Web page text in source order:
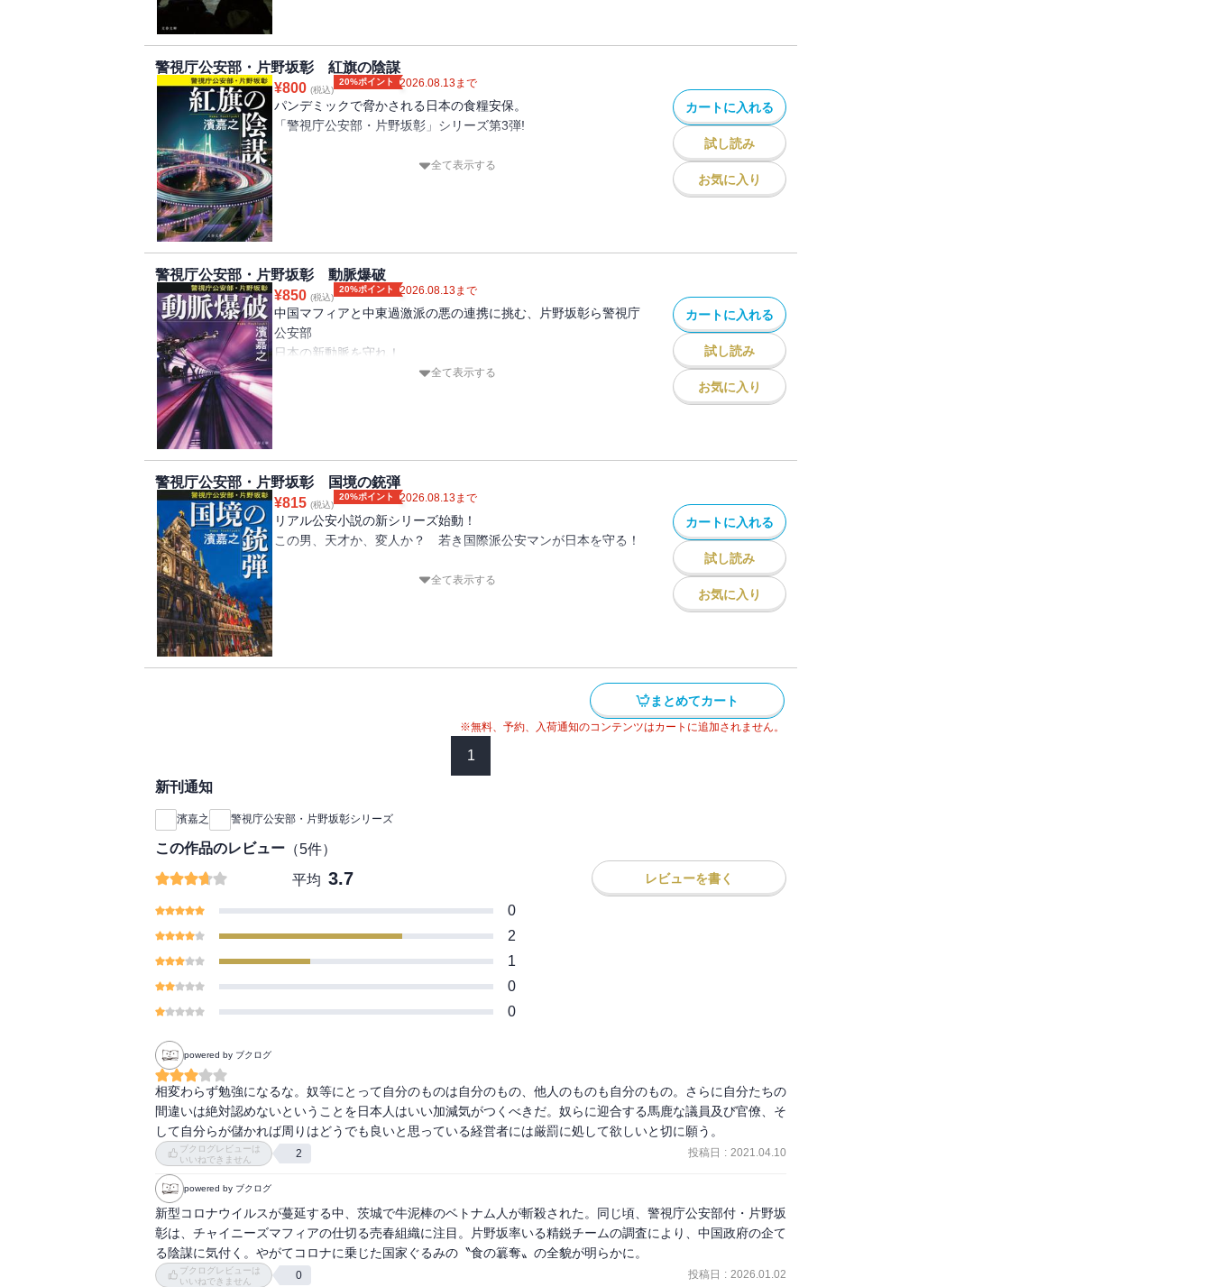
日本の防衛線を守れ！
令和の“日本海海戦”勃発!!
膨張するロシア・中国連合vs. 警視庁公安部
書き下ろし 大人気シリーズ第4弾！
＜警視庁公安部・片野坂彰＞シリーズ近刊
『国境の銃弾』
『動脈爆破』
『紅旗の陰謀』
警視庁公安部・片野坂彰 紅旗の陰謀
¥800 (税込)
20%ポイント 2026.08.13まで
パンデミックで脅かされる日本の食糧安保。
「警視庁公安部・片野坂彰」シリーズ第3弾!
新型コロナウイルスが蔓延する中、茨城で牛泥棒のベトナム人が
気付く。
やがてコロナに乗じた国家ぐるみの“食の簒奪”の全貌が明らか
に。
書き下ろし公安シリーズ第3弾！
全て表示する
カートに入れる
試し読み
お気に入り
警視庁公安部・片野坂彰 動脈爆破
¥850 (税込)
20%ポイント 2026.08.13まで
中国マフィアと中東過激派の悪の連携に挑む、片野坂彰ら警視庁
公安部
日本の新動脈を守れ！
狙われた日本の「動脈」とは？
片野坂彰のチームが活躍する、書下ろし公安シリーズ第二弾！
全て表示する
カートに入れる
試し読み
お気に入り
警視庁公安部・片野坂彰 国境の銃弾
¥815 (税込)
20%ポイント 2026.08.13まで
リアル公安小説の新シリーズ始動！
この男、天才か、変人か？ 若き国際派公安マンが日本を守る！
「この国に真の諜報組織をつくれ！」。
大人気の青山望シリーズに続く、公安小説の最先端！
全て表示する
カートに入れる
試し読み
お気に入り
まとめてカート
※無料、予約、入荷通知のコンテンツはカートに追加されません。
1
新刊通知
濱嘉之 警視庁公安部・片野坂彰シリーズ
この作品のレビュー （5件）
平均 3.7 レビューを書く
0
2
1
0
0
powered by ブクログ
相変わらず勉強になるな。奴等にとって自分のものは自分のもの、他人のものも自分のもの。さらに自分たちの
間違いは絶対認めないということを日本人はいい加減気がつくべきだ。奴らに迎合する馬鹿な議員及び官僚、そ
して自分らが儲かれば周りはどうでも良いと思っている経営者には厳罰に処して欲しいと切に願う。
ブクログレビューは
いいねできません
2 投稿日 : 2021.04.10
powered by ブクログ
新型コロナウイルスが蔓延する中、茨城で牛泥棒のベトナム人が斬殺された。同じ頃、警視庁公安部付・片野坂
彰は、チャイニーズマフィアの仕切る売春組織に注目。片野坂率いる精鋭チームの調査により、中国政府の企て
る陰謀に気付く。やがてコロナに乗じた国家ぐるみの〝食の簒奪〟の全貌が明らかに。
ブクログレビューは
いいねできません
0 投稿日 : 2026.01.02